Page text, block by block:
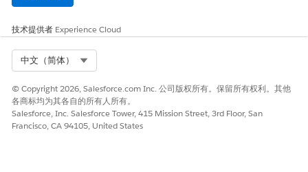
技术提供者 Experience Cloud
中文（简体）
© Copyright 2026, Salesforce.com Inc. 公司版权所有。保留所有权利。其他
各商标均为其各自的所有人所有。
Salesforce, Inc. Salesforce Tower, 415 Mission Street, 3rd Floor, San
Francisco, CA 94105, United States